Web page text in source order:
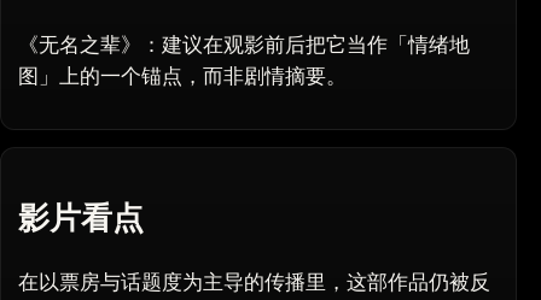
《无名之辈》：建议在观影前后把它当作「情绪地
图」上的一个锚点，而非剧情摘要。
影片看点
在以票房与话题度为主导的传播里，这部作品仍被反